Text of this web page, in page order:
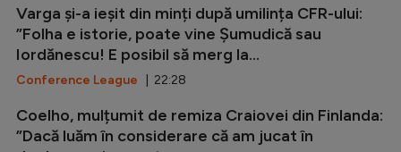
Varga și-a ieșit din minți după umilința CFR-ului:
”Folha e istorie, poate vine Șumudică sau
Iordănescu! E posibil să merg la...
Conference League | 22:28
Coelho, mulțumit de remiza Craiovei din Finlanda:
”Dacă luăm în considerare că am jucat în